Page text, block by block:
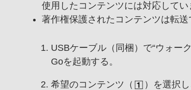
使用したコンテンツには対応してい
著作権保護されたコンテンツは転送
USBケーブル（同梱）で“ウォー
Goを起動する。
希望のコンテンツ（ ）を選択